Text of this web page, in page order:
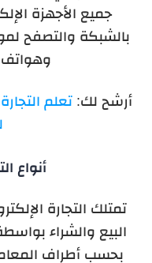
جميع الأجهزة
بالشبكة والتصفح
أرشح لك: تعلم
أنواع
تمتلك التجارة
البيع والشراء
بحسب أطراف